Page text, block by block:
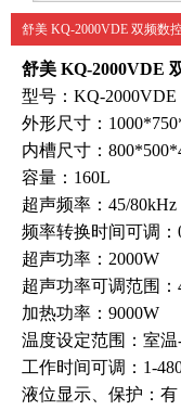
舒美 KQ-2000VDE 双频数
舒美 KQ-2000VDE
型号：KQ-2000VDE
外形尺寸：
内槽尺寸：
容量：160L
超声频率：45/80kHz
频率转换时间可调：
超声功率：2000W
超声功率可调范围：
加热功率：9000W
温度设定范围：室
工作时间可调：1-
液位显示、保护：有